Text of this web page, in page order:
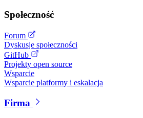
Społeczność
Forum
Dyskusje społeczności
GitHub
Projekty open source
Wsparcie
Wsparcie platformy i eskalacja
Firma